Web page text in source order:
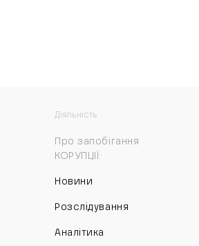
Діяльність
Про запобігання
КОРУПЦІЇ:
Новини
Розслідування
Аналітика